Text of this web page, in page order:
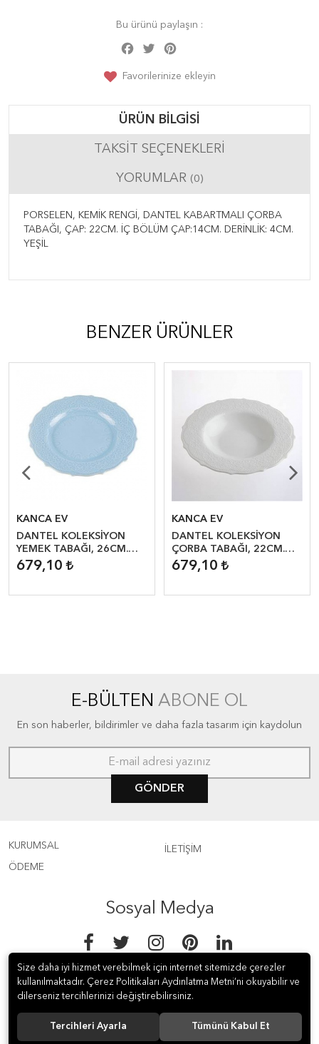
Bu ürünü paylaşın :
Facebook
Twitter
Favorilerinize ekleyin
ÜRÜN BILGISI
TAKSIT SEÇENEKLERI
YORUMLAR (0)
PORSELEN, KEMİK RENGİ, DANTEL KABARTMALI ÇORBA
TABAĞI, ÇAP: 22CM. İÇ BÖLÜM ÇAP:14CM. DERİNLİK: 4CM.
YEŞİL
BENZER ÜRÜNLER
KANCA EV
DANTEL KOLEKSİYON
YEMEK TABAĞI, 26CM.
MAVİ (2 ADET)
679,10
KANCA EV
DANTEL KOLEKSİYON
ÇORBA TABAĞI, 22CM.
BEYAZ (2 ADET)
679,10
E-BÜLTEN ABONE OL
En son haberler, bildirimler ve daha fazla tasarım için kaydolun
GÖNDER
KURUMSAL
ÖDEME
İLETİŞİM
Sosyal Medya
© 2018 Kanca Ev Aletleri İth. &amp; İhr. Paz. ve Tic. A.Ş. Tüm hakları
Size daha iyi hizmet verebilmek için internet sitemizde çerezler
kullanılmaktadır. Çerez Politikaları Aydınlatma Metni’ni okuyabilir ve
dilerseniz tercihlerinizi değiştirebilirsiniz.
Tercihleri Ayarla Tümünü Kabul Et